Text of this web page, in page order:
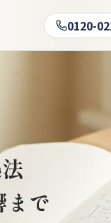
0120-
で